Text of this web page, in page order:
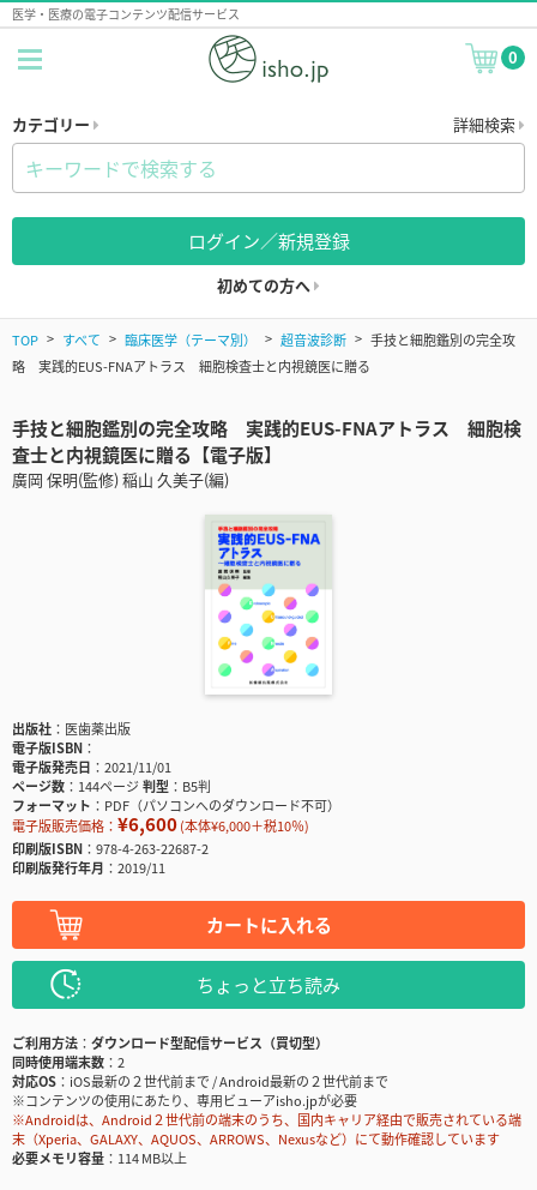
医学・医療の電子コンテンツ配信サービス
0
カテゴリー 詳細検索
ログイン／新規登録
初めての方へ
TOP すべて 臨床医学（テーマ別） 超音波診断
手技と細胞鑑別の完全攻
略 実践的EUS-FNAアトラス 細胞検査士と内視鏡医に贈る
手技と細胞鑑別の完全攻略 実践的EUS-FNAアトラス 細胞検
査士と内視鏡医に贈る【電子版】
廣岡 保明(監修) 稲山 久美子(編)
出版社
医歯薬出版
電子版ISBN
電子版発売日
2021/11/01
ページ数
144ページ判型
B5判
フォーマット
PDF（パソコンへのダウンロード不可）
電子版販売価格： ¥6,600(本体¥6,000＋税10％)
印刷版ISBN
978-4-263-22687-2
印刷版発行年月
2019/11
カートに入れる
ちょっと立ち読み
ご利用方法
ダウンロード型配信サービス（買切型）
同時使用端末数
2
対応OS
iOS最新の２世代前まで / Android最新の２世代前まで
※コンテンツの使用にあたり、専用ビューアisho.jpが必要
※Androidは、Android２世代前の端末のうち、国内キャリア経由で販売されている端
末（Xperia、GALAXY、AQUOS、ARROWS、Nexusなど）にて動作確認しています
必要メモリ容量
114 MB以上